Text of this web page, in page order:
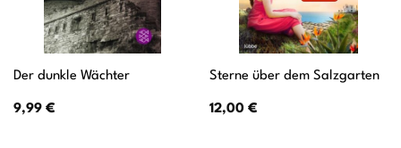
Der dunkle Wächter
9,99 €
Sterne über dem Salzgarten
12,00 €